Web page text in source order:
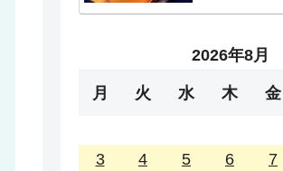
2026年8月
月 火 水 木 金
3
4 5 6 7